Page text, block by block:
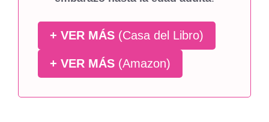
+ VER MÁS (Casa del Libro)
+ VER MÁS (Amazon)